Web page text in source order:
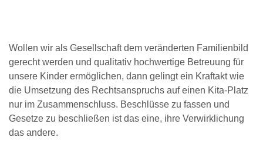
Wollen wir als Gesellschaft dem veränderten Familienbild
gerecht werden und qualitativ hochwertige Betreuung für
unsere Kinder ermöglichen, dann gelingt ein Kraftakt wie
die Umsetzung des Rechtsanspruchs auf einen Kita-Platz
nur im Zusammenschluss. Beschlüsse zu fassen und
Gesetze zu beschließen ist das eine, ihre Verwirklichung
das andere.